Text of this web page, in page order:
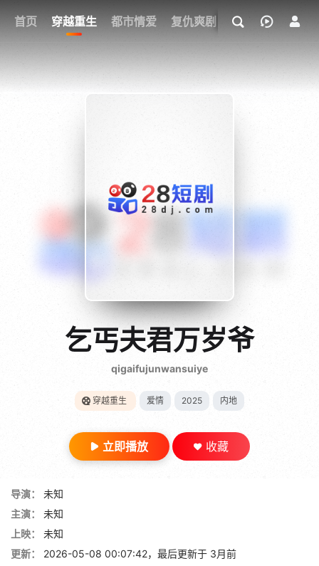
首页 穿越重生 都市情爱 复仇爽剧 玄幻武侠 奇幻
我的观影记录
{if condition="$obj.vod_points
28短剧
乞丐夫君万岁爷
qigaifujunwansuiye
穿越重生 爱情 2025 内地
立即播放 收藏
导演：
未知
主演：
未知
上映：
未知
更新：
2026-05-08 00:07:42，最后更新于 3月前